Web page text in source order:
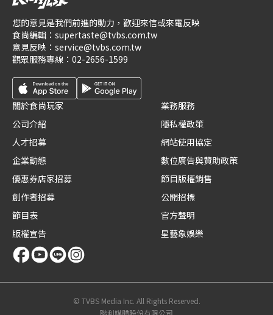
您的意見是我們前進的動力，歡迎來信或來電反映
食尚編輯： supertaste@tvbs.com.tw
意見反映： service@tvbs.com.tw
觀眾服務專線： 02-2656-1599
關於食尚玩家
公司介紹
人才招募
企業動態
優惠券店家招募
創作者招募
節目表
版權宣告
業務服務
隱私權政策
網站使用協定
數位廣告與贊助政策
節目版權銷售
公開招標
官方聲明
星藝象娛樂
© TVBS Media Inc. All Rights Reserved.
聯利媒體股份有限公司